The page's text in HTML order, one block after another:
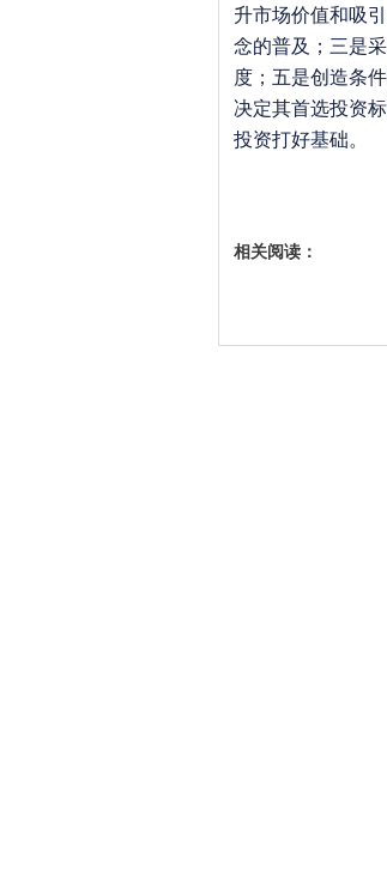
升市场价值和吸
念的普及；三是
度；五是创造条
决定其首选投资
投资打好基础。
相关阅读：